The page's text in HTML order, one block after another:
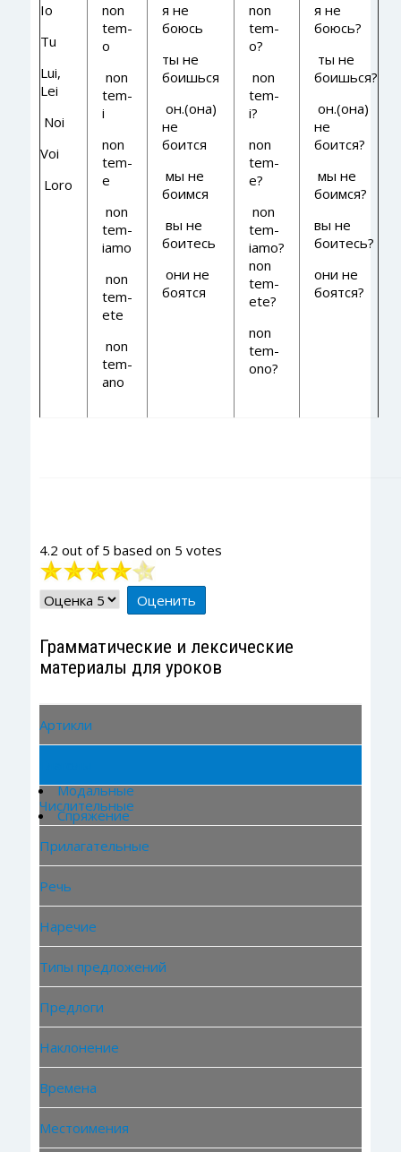
Io
Tu
Lui,
Lei
Noi
Voi
Loro
non
tem-
o
non
tem-
i
non
tem-
e
non
tem-
iamo
non
tem-
ete
non
tem-
ano
я не
боюсь
ты не
боишься
он.(она)
не
боится
мы не
боимся
вы не
боитесь
они не
боятся
non
tem-
o?
non
tem-
i?
non
tem-
e?
non
tem-
iamo?
non
tem-
ete?
non
tem-
ono?
я не
боюсь?
ты не
боишься?
он.(она)
не
боится?
мы не
боимся?
вы не
боитесь?
они не
боятся?
4.2 out of 5 based on 5 votes
Рейтинг:
4/5
Пожалуйста,
оцените
Грамматические и лексические
материалы для уроков
Артикли
Модальные
Спряжение
Числительные
Прилагательные
Речь
Наречие
Типы предложений
Предлоги
Наклонение
Времена
Местоимения